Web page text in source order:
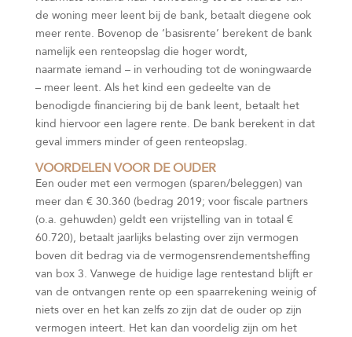
de woning meer leent bij de bank, betaalt diegene ook
meer rente. Bovenop de ‘basisrente’ berekent de bank
namelijk een renteopslag die hoger wordt,
naarmate iemand – in verhouding tot de woningwaarde
– meer leent. Als het kind een gedeelte van de
benodigde financiering bij de bank leent, betaalt het
kind hiervoor een lagere rente. De bank berekent in dat
geval immers minder of geen renteopslag.
VOORDELEN VOOR DE OUDER
Een ouder met een vermogen (sparen/beleggen) van
meer dan € 30.360 (bedrag 2019; voor fiscale partners
(o.a. gehuwden) geldt een vrijstelling van in totaal €
60.720), betaalt jaarlijks belasting over zijn vermogen
boven dit bedrag via de vermogensrendementsheffing
van box 3. Vanwege de huidige lage rentestand blijft er
van de ontvangen rente op een spaarrekening weinig of
niets over en het kan zelfs zo zijn dat de ouder op zijn
vermogen inteert. Het kan dan voordelig zijn om het